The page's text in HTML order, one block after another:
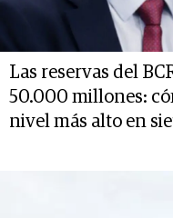
Las reservas del
50.000 millones:
nivel más alto en